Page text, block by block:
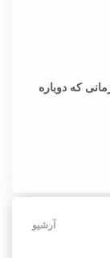
که دوباره
آرشیو